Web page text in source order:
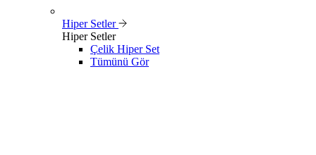
Hiper Setler
Hiper Setler
Çelik Hiper Set
Tümünü Gör